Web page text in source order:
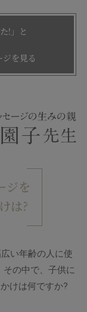
!」と
を見る
ジを
は?
い年齢の人に使
その中で、子供に
けは何ですか?